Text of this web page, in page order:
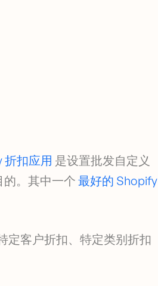
折扣应用 是设置批发自定义
。其中一个 最好的 Shopify
定客户折扣、特定类别折扣